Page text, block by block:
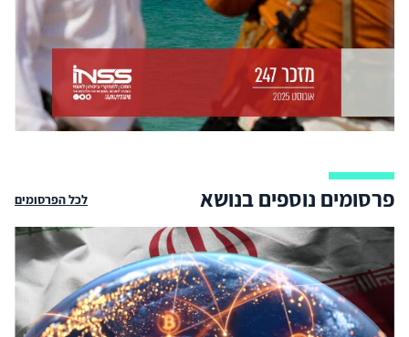
פרסומים נוספים בנושא לכל הפרסומים